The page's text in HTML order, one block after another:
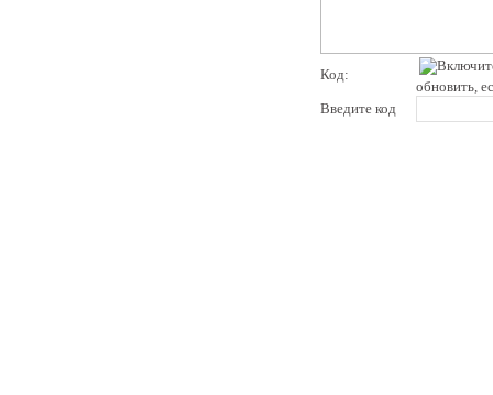
Код:
обновить,
Введите код